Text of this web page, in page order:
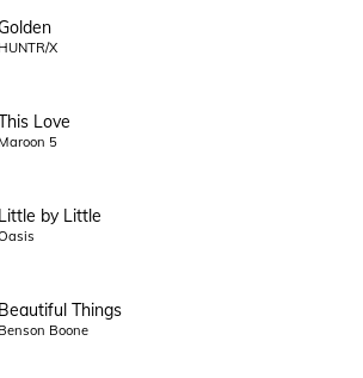
HUNTR/X
Love
Maroon 5
Little by Little
Beautiful Things
Benson Boone